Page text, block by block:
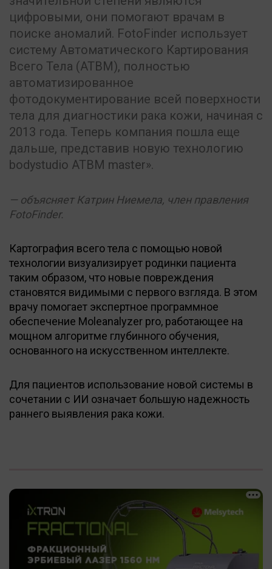
цифровыми, они помогают врачам в
поиске аномалий. FotoFinder использует
систему Автоматического Картирования
Всего Тела (ATBM), полностью
автоматизированное
фотодокументирование всей поверхности
тела для диагностики рака кожи, начиная с
2013 года. Теперь компания пошла еще
дальше, представив новую технологию
bodystudio ATBM master».
объясняет Катрин Ниемела, член правления
FotoFinder.
Картография всего тела с помощью новой
технологии визуализирует родинки пациента
таким образом, что новые повреждения
становятся видимыми с первого взгляда. В этом
врачу помогает экспертное программное
обеспечение Moleanalyzer pro, работающее на
мощном алгоритме глубинного обучения,
основанного на искусственном интеллекте.
Для пациентов использование новой системы в
сочетании с ИИ означает большую надежность
раннего выявления рака кожи.